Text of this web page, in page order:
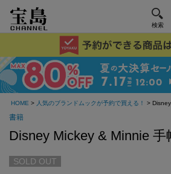
検索
HOME > 人気のブランドムックが予約で買える！ >
書籍
Disney Mickey & Minnie 手
SOLD OUT